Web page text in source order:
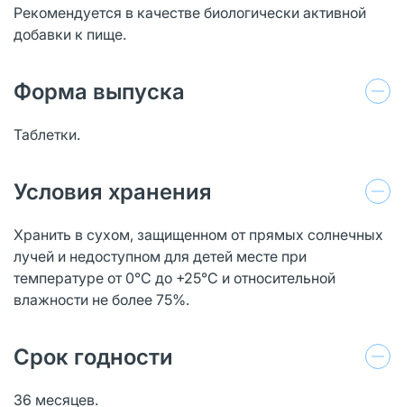
Рекомендуется в качестве биологически активной
добавки к пище.
Форма выпуска
Таблетки.
Условия хранения
Хранить в сухом, защищенном от прямых солнечных
лучей и недоступном для детей месте при
температуре от 0°С до +25°С и относительной
влажности не более 75%.
Срок годности
36 месяцев.